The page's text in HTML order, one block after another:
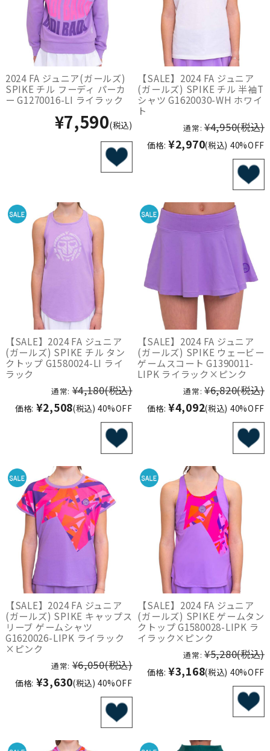
2024 FA ジュニア(ガールズ)
SPIKE チル フーディ パーカ
ー G1270016-LI ライラック
¥7,590(税込)
【SALE】2024 FA ジュニア
(ガールズ) SPIKE チル 半袖T
シャツ G1620030-WH ホワイ
ト
通常: ¥4,950(税込)
価格: ¥2,970(税込) 40%OFF
【SALE】2024 FA ジュニア
(ガールズ) SPIKE チル タン
クトップ G1580024-LI ライ
ラック
通常: ¥4,180(税込)
価格: ¥2,508(税込) 40%OFF
【SALE】2024 FA ジュニア
(ガールズ) SPIKE ウェービー
ゲームスコート G1390011-
LIPK ライラック×ピンク
通常: ¥6,820(税込)
価格: ¥4,092(税込) 40%OFF
【SALE】2024 FA ジュニア
(ガールズ) SPIKE キャップス
リーブ ゲームシャツ
G1620026-LIPK ライラック
×ピンク
通常: ¥6,050(税込)
価格: ¥3,630(税込) 40%OFF
【SALE】2024 FA ジュニア
(ガールズ) SPIKE ゲームタン
クトップ G1580028-LIPK ラ
イラック×ピンク
通常: ¥5,280(税込)
価格: ¥3,168(税込) 40%OFF